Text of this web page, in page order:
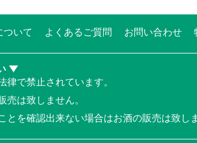
ついて よくあるご質問 お問い合わせ
律で禁止されています。
売は致しません。
とを確認出来ない場合はお酒の販売は致し